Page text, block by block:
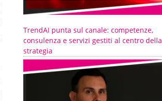
TrendAI punta sul canale: competenze,
consulenza e servizi gestiti al centro della
strategia